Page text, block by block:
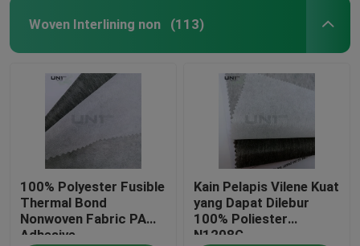
Woven Interlining non (113)
100% Polyester Fusible
Thermal Bond
Nonwoven Fabric PA
Adhesive
Kain Pelapis Vilene Kuat
yang Dapat Dilebur
100% Poliester
N1208G